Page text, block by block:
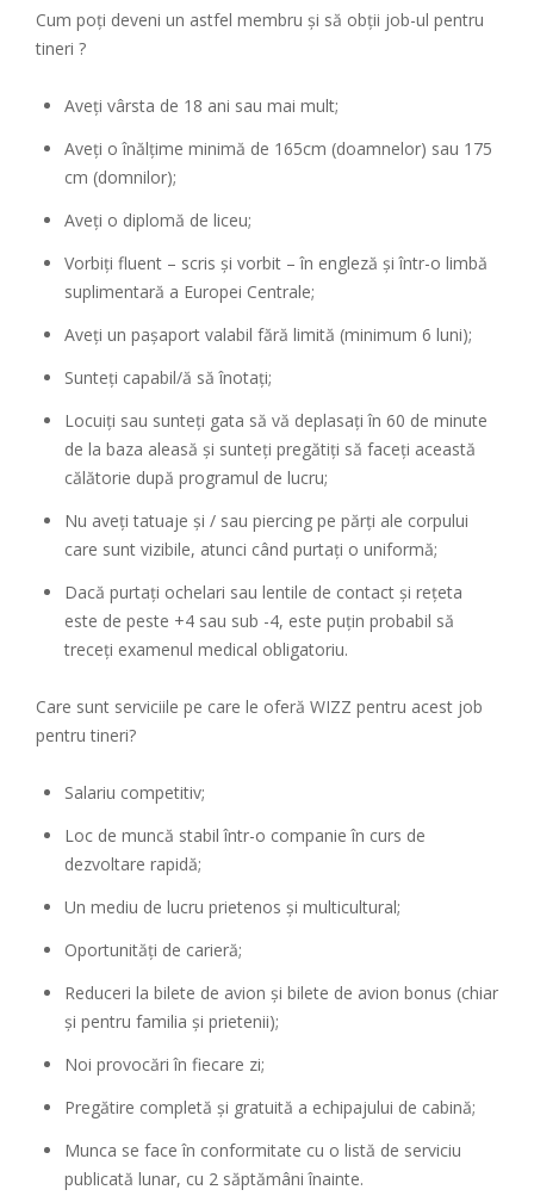
Cum poți deveni un astfel membru şi să obţii job-ul pentru
tineri ?
Aveți vârsta de 18 ani sau mai mult;
Aveți o înălțime minimă de 165cm (doamnelor) sau 175
cm (domnilor);
Aveți o diplomă de liceu;
Vorbiți fluent – scris și vorbit – în engleză și într-o limbă
suplimentară a Europei Centrale;
Aveți un pașaport valabil fără limită (minimum 6 luni);
Sunteți capabil/ă să înotați;
Locuiți sau sunteți gata să vă deplasați în 60 de minute
de la baza aleasă și sunteți pregătiți să faceți această
călătorie după programul de lucru;
Nu aveți tatuaje și / sau piercing pe părți ale corpului
care sunt vizibile, atunci când purtați o uniformă;
Dacă purtați ochelari sau lentile de contact și rețeta
este de peste +4 sau sub -4, este puțin probabil să
treceți examenul medical obligatoriu.
Care sunt serviciile pe care le oferă WIZZ pentru acest job
pentru tineri?
Salariu competitiv;
Loc de muncă stabil într-o companie în curs de
dezvoltare rapidă;
Un mediu de lucru prietenos și multicultural;
Oportunități de carieră;
Reduceri la bilete de avion și bilete de avion bonus (chiar
și pentru familia și prietenii);
Noi provocări în fiecare zi;
Pregătire completă și gratuită a echipajului de cabină;
Munca se face în conformitate cu o listă de serviciu
publicată lunar, cu 2 săptămâni înainte.